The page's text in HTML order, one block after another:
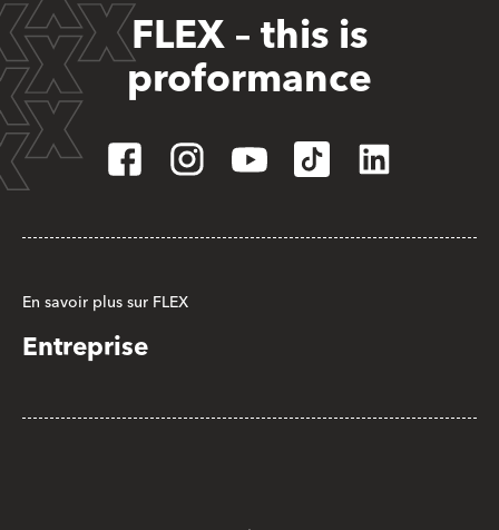
FLEX – this is
proformance
En savoir plus sur FLEX
Entreprise